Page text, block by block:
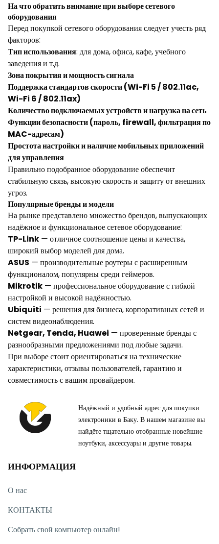
На что обратить внимание при выборе сетевого
оборудования
Перед покупкой сетевого оборудования следует учесть ряд
факторов:
Тип использования: для дома, офиса, кафе, учебного
заведения и т.д.
Зона покрытия и мощность сигнала
Поддержка стандартов скорости (Wi-Fi 5 / 802.11ac,
Wi-Fi 6 / 802.11ax)
Количество подключаемых устройств и нагрузка на сеть
Функции безопасности (пароль, firewall, фильтрация по
MAC-адресам)
Простота настройки и наличие мобильных приложений
для управления
Правильно подобранное оборудование обеспечит
стабильную связь, высокую скорость и защиту от внешних
угроз.
Популярные бренды и модели
На рынке представлено множество брендов, выпускающих
надёжное и функциональное сетевое оборудование:
TP-Link — отличное соотношение цены и качества,
широкий выбор моделей для дома.
ASUS — производительные роутеры с расширенным
функционалом, популярны среди геймеров.
Mikrotik — профессиональное оборудование с гибкой
настройкой и высокой надёжностью.
Ubiquiti — решения для бизнеса, корпоративных сетей и
систем видеонаблюдения.
Netgear, Tenda, Huawei — проверенные бренды с
разнообразными предложениями под любые задачи.
При выборе стоит ориентироваться на технические
характеристики, отзывы пользователей, гарантию и
совместимость с вашим провайдером.
Надёжный и удобный адрес для покупки
электроники в Баку. В нашем магазине вы
найдёте тщательно отобранные новейшие
ноутбуки, аксессуары и другие товары.
ИНФОРМАЦИЯ
О нас
КОНТАКТЫ
Собрать свой компьютер онлайн!